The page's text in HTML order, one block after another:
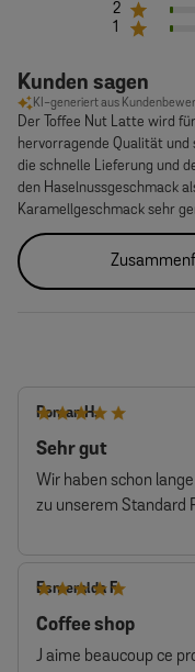
2
1
Kunden sagen
KI-generiert aus
Der Toffee Nut Latte wird
hervorragende Qualität und
die schnelle Lieferung und
den Haselnussgeschmack
Karamellgeschmack sehr
Roman H.
Sehr gut
Wir haben schon
zu unserem Standard
Esmeralda F.
Coffee shop
J aime beaucoup ce